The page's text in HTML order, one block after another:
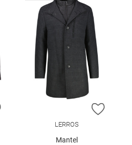
ZUR WUNSCHLISTE HINZUFÜGEN
ZUR
LERROS
Mantel